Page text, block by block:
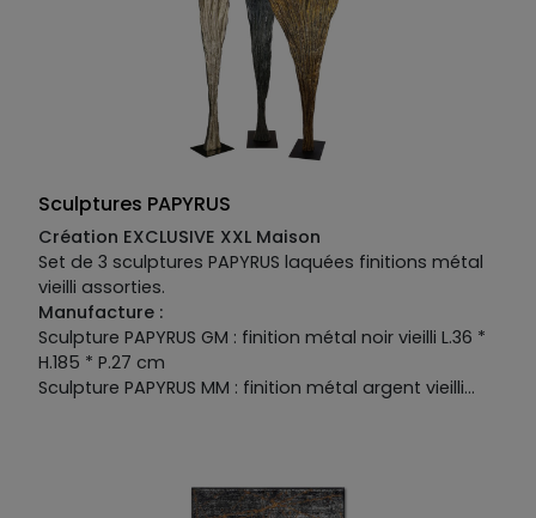
Sculptures PAPYRUS
Création EXCLUSIVE XXL Maison
Set de 3 sculptures PAPYRUS laquées finitions métal
vieilli assorties.
Manufacture :
Sculpture PAPYRUS GM : finition métal noir vieilli L.36 *
H.185 * P.27 cm
Sculpture PAPYRUS MM : finition métal argent vieilli